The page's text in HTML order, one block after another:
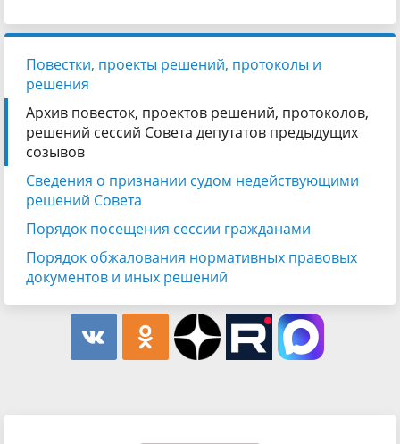
Повестки, проекты решений, протоколы и
решения
Архив повесток, проектов решений, протоколов,
решений сессий Совета депутатов предыдущих
созывов
Сведения о признании судом недействующими
решений Совета
Порядок посещения сессии гражданами
Порядок обжалования нормативных правовых
документов и иных решений